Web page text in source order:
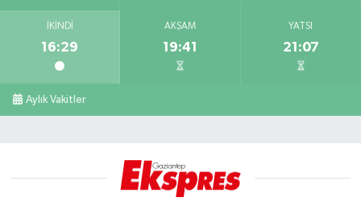
İKINDI
16:29
AKŞAM
19:41
YATSI
21:07
Aylık Vakitler